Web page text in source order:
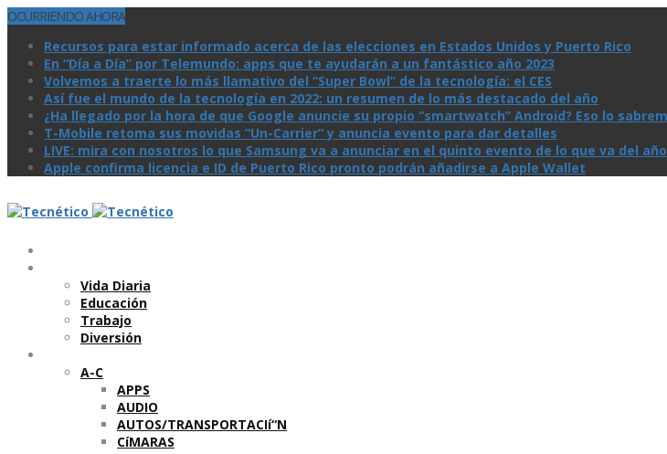
OCURRIENDO AHORA
Recursos para estar informado acerca de las elecciones en Estados Unidos y Puerto Rico
En “Día a Día” por Telemundo: apps que te ayudarán a un fantástico año 2023
Volvemos a traerte lo más llamativo del “Super Bowl” de la tecnologí­a: el CES
Así­ fue el mundo de la tecnologí­a en 2022: un resumen de lo más destacado del año
¿Ha llegado por la hora de que Google anuncie su propio “smartwatch” Android? Eso lo
T-Mobile retoma sus movidas “Un-Carrier” y anuncia evento para dar detalles
LIVE: mira con nosotros lo que Samsung va a anunciar en el quinto evento de lo que va del año
Apple confirma licencia e ID de Puerto Rico pronto podrán añadirse a Apple Wallet
Vida Diaria
Educación
Trabajo
Diversión
A-C
APPS
AUDIO
AUTOS/TRANSPORTACIí“N
CíMARAS